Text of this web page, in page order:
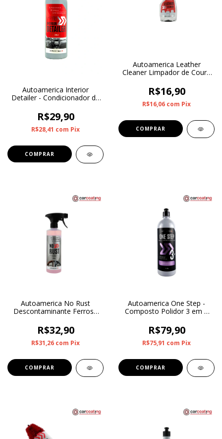
Autoamerica Interior
Detailer - Condicionador de
R$29,90
R$28,41 com Pix
Autoamerica Leather
Cleaner Limpador de Couro
R$16,90
R$16,06 com Pix
Autoamerica No Rust
Descontaminante Ferroso
R$32,90
R$31,26 com Pix
Autoamerica One Step -
Composto Polidor 3 em 1
R$79,90
R$75,91 com Pix